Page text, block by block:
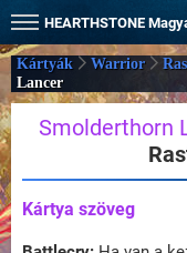
HEARTHSTONE
Kártyák Warrior
Lancer
Smolderthorn
Kártya szöveg